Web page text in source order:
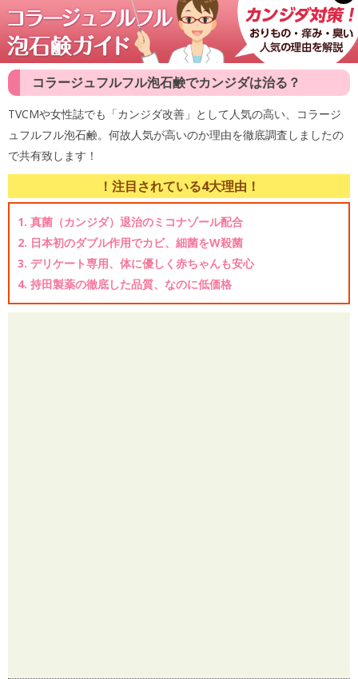
コラージュフルフル泡石鹸でカンジダは治る？
TVCMや女性誌でも「カンジダ改善」として人気の高い、コラージ
ュフルフル泡石鹸。何故人気が高いのか理由を徹底調査しましたの
で共有致します！
！注目されている4大理由！
1. 真菌（カンジダ）退治のミコナゾール配合
2. 日本初のダブル作用でカビ、細菌をW殺菌
3. デリケート専用、体に優しく赤ちゃんも安心
4. 持田製薬の徹底した品質、なのに低価格